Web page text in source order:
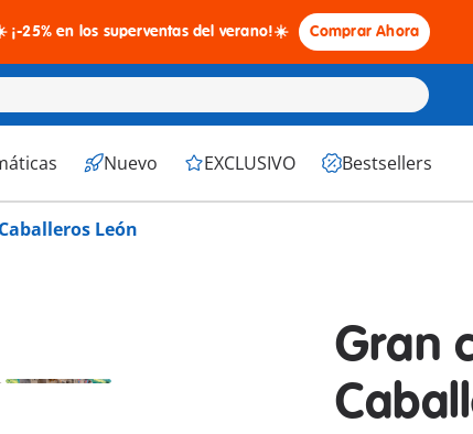
¡-25% en los superventas del verano!☀️ Comprar Ahora
Nuevo EXCLUSIVO Bestsellers
León
Gran